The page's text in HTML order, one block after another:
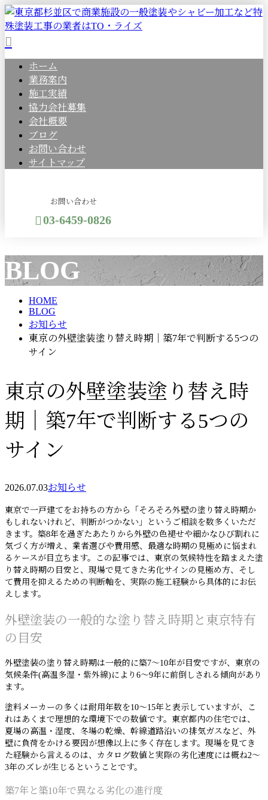
ホーム
業務案内
施工実績
協力会社募集
会社概要
ブログ
お問い合わせ
サイトマップ
お問い合わせ
03-6459-0826
メールフォーム
BLOG
HOME
BLOG
お知らせ
東京の外壁塗装塗り替え時期｜築7年で判断する5つの
サイン
東京の外壁塗装塗り替え時
期｜築7年で判断する5つの
サイン
2026.07.03お知らせ
東京で一戸建てをお持ちの方から「そろそろ外壁の塗り替え時期か
もしれないけれど、判断がつかない」というご相談を数多くいただ
きます。築8年を過ぎたあたりから外壁の色褪せや細かなひび割れに
気づく方が増え、業者選びや費用感、最適な時期の見極めに悩まれ
るケースが目立ちます。この記事では、東京の気候特性を踏まえた塗
り替え時期の目安と、現場で見てきた劣化サインの見極め方、そし
て費用を抑えるための判断軸を、実際の施工経験から具体的にお伝
えします。
外壁塗装の一般的な塗り替え時期と東京特有
の目安
外壁塗装の塗り替え時期は一般的に築7〜10年が目安ですが、東京の
気候条件(高温多湿・紫外線)により6〜9年に前倒しされる傾向があり
ます。
塗料メーカーの多くは耐用年数を10〜15年と表示していますが、こ
れはあくまで理想的な環境下での数値です。東京都内の住宅では、
夏場の高温・湿度、冬場の乾燥、幹線道路沿いの排気ガスなど、外
壁に負荷をかける要因が想像以上に多く存在します。現場を見てき
た経験から言えるのは、カタログ数値と実際の劣化速度には概ね2〜
3年のズレが生じるということです。
築7年と築10年で異なる劣化の進行度